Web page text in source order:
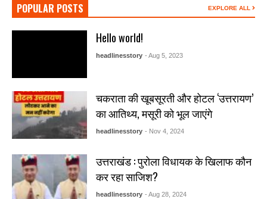
POPULAR POSTS EXPLORE ALL
Hello world!
headlinesstory - Aug 5, 2023
चकराता की खूबसूरती और होटल ‘उत्तरायण’
का आतिथ्य, मसूरी को भूल जाएंगे
headlinesstory - Nov 4, 2024
उत्तराखंड : पुरोला विधायक के खिलाफ कौन
कर रहा साजिश?
headlinesstory - Aug 28, 2024